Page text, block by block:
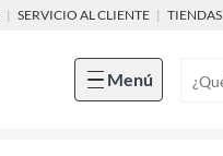
| SERVICIO AL CLIENTE | TIENDAS
Menú